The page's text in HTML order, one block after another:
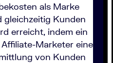
als Marke
gleichzeitig Kunden
erreicht, indem ein
Marketer eine
von Kunden